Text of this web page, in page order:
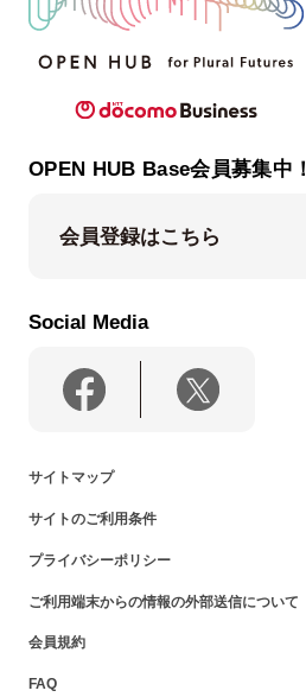
OPEN HUB Base会員募集中！
会員登録はこちら
Social Media
サイトマップ
サイトのご利用条件
プライバシーポリシー
ご利用端末からの情報の外部送信について
会員規約
FAQ